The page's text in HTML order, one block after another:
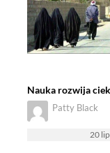
Nauka rozwija
Patty Black
20